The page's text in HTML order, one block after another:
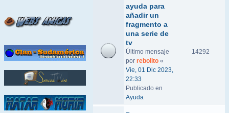
ayuda para
añadir un
fragmento a
una serie de
tv
Último mensaje
por rebolito «
Vie, 01 Dic 2023,
22:33
Publicado en
Ayuda
14292